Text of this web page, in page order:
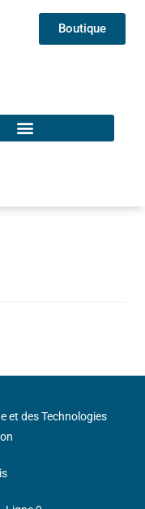
Boutique
et des Technologies